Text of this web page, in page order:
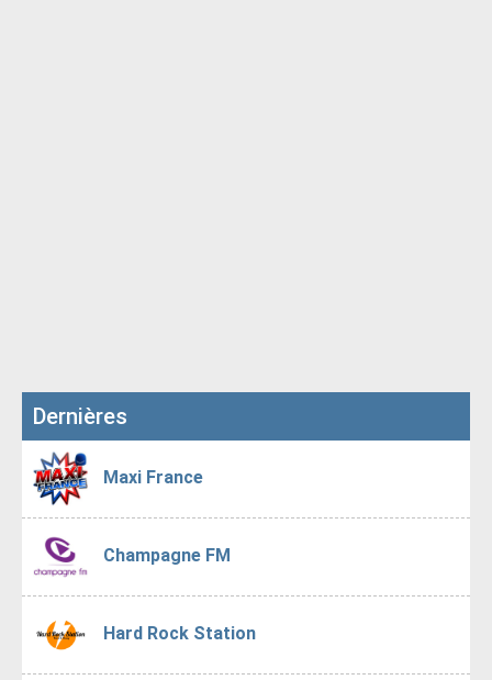
Dernières
Maxi France
Champagne FM
Hard Rock Station